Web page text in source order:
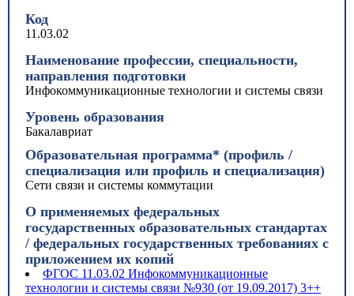
Код
11.03.02
Наименование профессии, специальности,
направления подготовки
Инфокоммуникационные технологии и системы связи
Уровень образования
Бакалавриат
Образовательная программа* (профиль /
специализация или профиль и специализация)
Сети связи и системы коммутации
О применяемых федеральных
государственных образовательных стандартах
/ федеральных государственных требованиях с
приложением их копий
ФГОС 11.03.02 Инфокоммуникационные
технологии и системы связи №930 (от 19.09.2017) 3++